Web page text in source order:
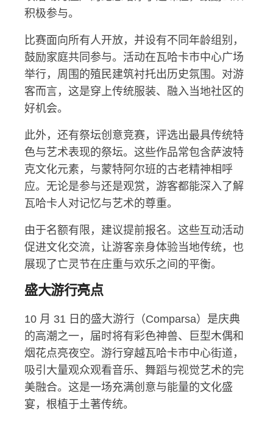
积极参与。
比赛面向所有人开放，并设有不同年龄组别，
鼓励家庭共同参与。活动在瓦哈卡市中心广场
举行，周围的殖民建筑衬托出历史氛围。对游
客而言，这是穿上传统服装、融入当地社区的
好机会。
此外，还有祭坛创意竞赛，评选出最具传统特
色与艺术表现的祭坛。这些作品常包含萨波特
克文化元素，与蒙特阿尔班的古老精神相呼
应。无论是参与还是观赏，游客都能深入了解
瓦哈卡人对记忆与艺术的尊重。
由于名额有限，建议提前报名。这些互动活动
促进文化交流，让游客亲身体验当地传统，也
展现了亡灵节在庄重与欢乐之间的平衡。
盛大游行亮点
10 月 31 日的盛大游行（Comparsa）是庆典
的高潮之一，届时将有彩色神兽、巨型木偶和
烟花点亮夜空。游行穿越瓦哈卡市中心街道，
吸引大量观众观看音乐、舞蹈与视觉艺术的完
美融合。这是一场充满创意与能量的文化盛
宴，根植于土著传统。